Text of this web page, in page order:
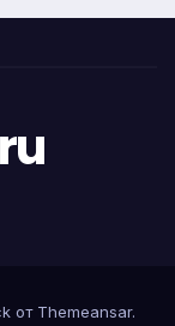
от Themeansar.